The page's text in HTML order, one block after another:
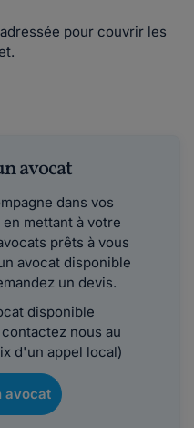
pour couvrir les
avocat
dans vos
mettant à votre
prêts à vous
avocat disponible
un devis.
disponible
nous au
d'un appel local)
avocat